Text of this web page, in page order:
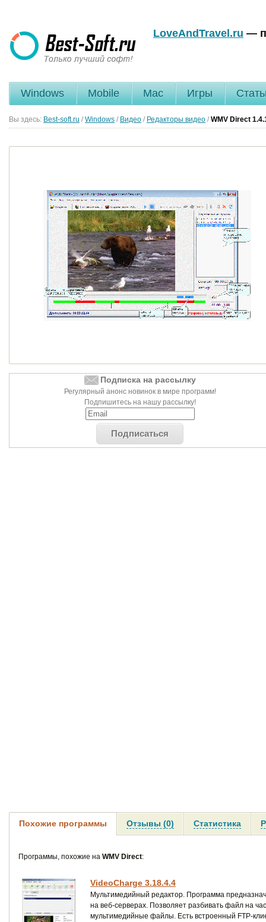
LoveAndTravel.ru —
Windows Mobile Mac Игры
Вы здесь: Best-soft.ru / Windows / Видео / Редакторы видео / WMV Direct
Подписка на рассылку
Регулярный анонс новинок в мире программ!
Подпишитесь на нашу рассылку!
Подписаться
Похожие программы Отзывы (0) Статистика
Программы, похожие на WMV Direct:
VideoCharge 3.18.4.4
Мультимедийный редактор. Программа
на веб-серверах. Позволяет разбивать файл на
мультимедийные файлы. Есть встроенный FTP-